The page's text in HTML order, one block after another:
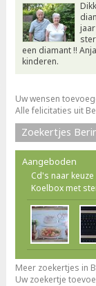
een diamant !!
kinderen.
Uw wensen
Alle felicitaties uit
Zoekertjes
Aangeboden
Cd's naar keuze
Koelbox met
Meer zoekertjes in
Uw zoekertje